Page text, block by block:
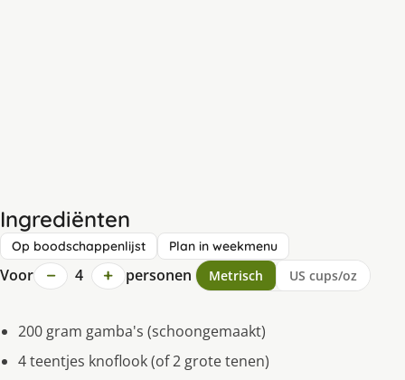
Ingrediënten
Op boodschappenlijst Plan in weekmenu
Voor − 4 + personen Metrisch US cups/oz
200 gram gamba's (schoongemaakt)
4 teentjes knoflook (of 2 grote tenen)